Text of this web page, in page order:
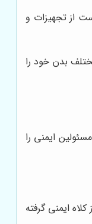
از تجهیزات و
بدن خود را
ایمنی را
ایمنی گرفته